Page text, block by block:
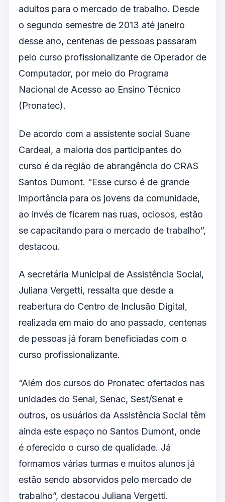
adultos para o mercado de trabalho. Desde
o segundo semestre de 2013 até janeiro
desse ano, centenas de pessoas passaram
pelo curso profissionalizante de Operador de
Computador, por meio do Programa
Nacional de Acesso ao Ensino Técnico
(Pronatec).
De acordo com a assistente social Suane
Cardeal, a maioria dos participantes do
curso é da região de abrangência do CRAS
Santos Dumont. “Esse curso é de grande
importância para os jovens da comunidade,
ao invés de ficarem nas ruas, ociosos, estão
se capacitando para o mercado de trabalho”,
destacou.
A secretária Municipal de Assistência Social,
Juliana Vergetti, ressalta que desde a
reabertura do Centro de Inclusão Digital,
realizada em maio do ano passado, centenas
de pessoas já foram beneficiadas com o
curso profissionalizante.
“Além dos cursos do Pronatec ofertados nas
unidades do Senai, Senac, Sest/Senat e
outros, os usuários da Assistência Social têm
ainda este espaço no Santos Dumont, onde
é oferecido o curso de qualidade. Já
formamos várias turmas e muitos alunos já
estão sendo absorvidos pelo mercado de
trabalho”, destacou Juliana Vergetti.